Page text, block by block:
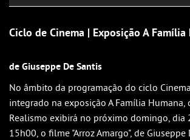
Outlook
Ciclo de Cinema | Exposição A Família
de Giuseppe De Santis
No âmbito da programação do ciclo
integrado na exposição A Família Humana,
Realismo exibirá no próximo domingo, dia
15h00, o filme "Arroz Amargo", de Giuseppe